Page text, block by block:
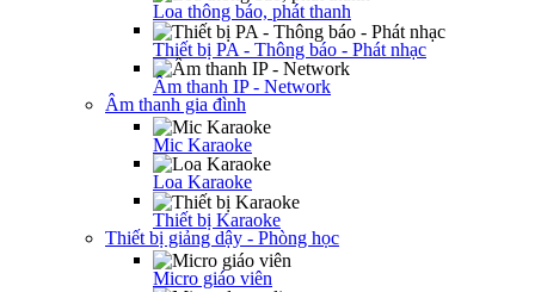
Loa thông báo, phát thanh
Thiết bị PA - Thông báo - Phát nhạc
Âm thanh IP - Network
Âm thanh gia đình
Mic Karaoke
Loa Karaoke
Thiết bị Karaoke
Thiết bị giảng dậy - Phòng học
Micro giáo viên